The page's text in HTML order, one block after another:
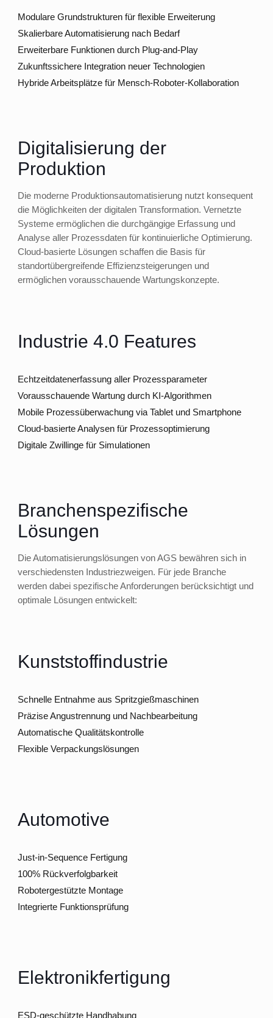
Modulare Grundstrukturen für flexible Erweiterung
Skalierbare Automatisierung nach Bedarf
Erweiterbare Funktionen durch Plug-and-Play
Zukunftssichere Integration neuer Technologien
Hybride Arbeitsplätze für Mensch-Roboter-Kollaboration
Digitalisierung der
Produktion
Die moderne Produktionsautomatisierung nutzt konsequent
die Möglichkeiten der digitalen Transformation. Vernetzte
Systeme ermöglichen die durchgängige Erfassung und
Analyse aller Prozessdaten für kontinuierliche Optimierung.
Cloud-basierte Lösungen schaffen die Basis für
standortübergreifende Effizienzsteigerungen und
ermöglichen vorausschauende Wartungskonzepte.
Industrie 4.0 Features
Echtzeitdatenerfassung aller Prozessparameter
Vorausschauende Wartung durch KI-Algorithmen
Mobile Prozessüberwachung via Tablet und Smartphone
Cloud-basierte Analysen für Prozessoptimierung
Digitale Zwillinge für Simulationen
Branchenspezifische
Lösungen
Die Automatisierungslösungen von AGS bewähren sich in
verschiedensten Industriezweigen. Für jede Branche
werden dabei spezifische Anforderungen berücksichtigt und
optimale Lösungen entwickelt:
Kunststoffindustrie
Schnelle Entnahme aus Spritzgießmaschinen
Präzise Angustrennung und Nachbearbeitung
Automatische Qualitätskontrolle
Flexible Verpackungslösungen
Automotive
Just-in-Sequence Fertigung
100% Rückverfolgbarkeit
Robotergestützte Montage
Integrierte Funktionsprüfung
Elektronikfertigung
ESD-geschützte Handhabung